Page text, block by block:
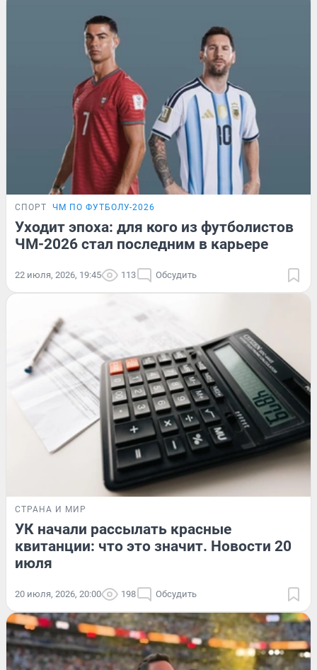
СПОРТ ЧМ ПО ФУТБОЛУ-2026
Уходит эпоха: для кого из футболистов
ЧМ-2026 стал последним в карьере
22 июля, 2026, 19:45 113 Обсудить
СТРАНА И МИР
УК начали рассылать красные
квитанции: что это значит. Новости 20
июля
20 июля, 2026, 20:00 198 Обсудить